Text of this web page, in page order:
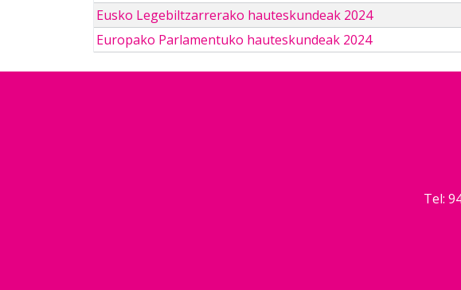
Eusko Legebiltzarrerako hauteskundeak 2024
Europako Parlamentuko hauteskundeak 2024
Tel: